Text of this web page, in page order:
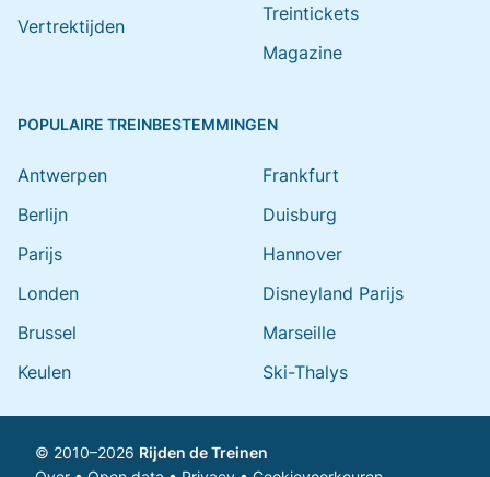
Vertrektijden
Treintickets
Magazine
POPULAIRE TREINBESTEMMINGEN
Antwerpen
Berlijn
Parijs
Londen
Brussel
Keulen
Frankfurt
Duisburg
Hannover
Disneyland Parijs
Marseille
Ski-Thalys
© 2010–2026 Rijden de Treinen